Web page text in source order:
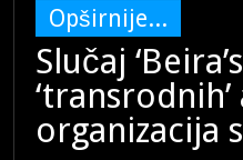
Opširnije...
Slučaj
organizacija